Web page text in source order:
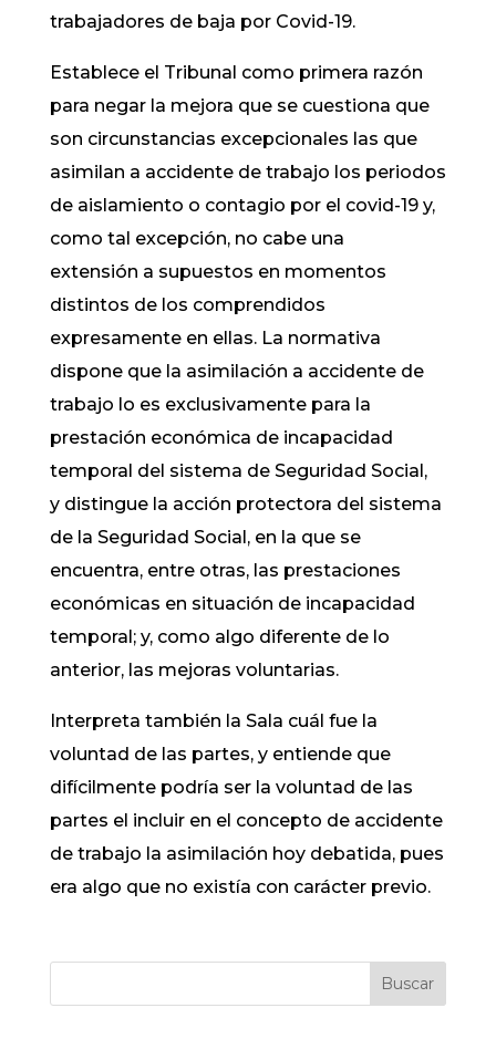
trabajadores de baja por Covid-19.
Establece el Tribunal como primera razón
para negar la mejora que se cuestiona que
son circunstancias excepcionales las que
asimilan a accidente de trabajo los periodos
de aislamiento o contagio por el covid-19 y,
como tal excepción, no cabe una
extensión a supuestos en momentos
distintos de los comprendidos
expresamente en ellas. La normativa
dispone que la asimilación a accidente de
trabajo lo es exclusivamente para la
prestación económica de incapacidad
temporal del sistema de Seguridad Social,
y distingue la acción protectora del sistema
de la Seguridad Social, en la que se
encuentra, entre otras, las prestaciones
económicas en situación de incapacidad
temporal; y, como algo diferente de lo
anterior, las mejoras voluntarias.
Interpreta también la Sala cuál fue la
voluntad de las partes, y entiende que
difícilmente podría ser la voluntad de las
partes el incluir en el concepto de accidente
de trabajo la asimilación hoy debatida, pues
era algo que no existía con carácter previo.
Buscar